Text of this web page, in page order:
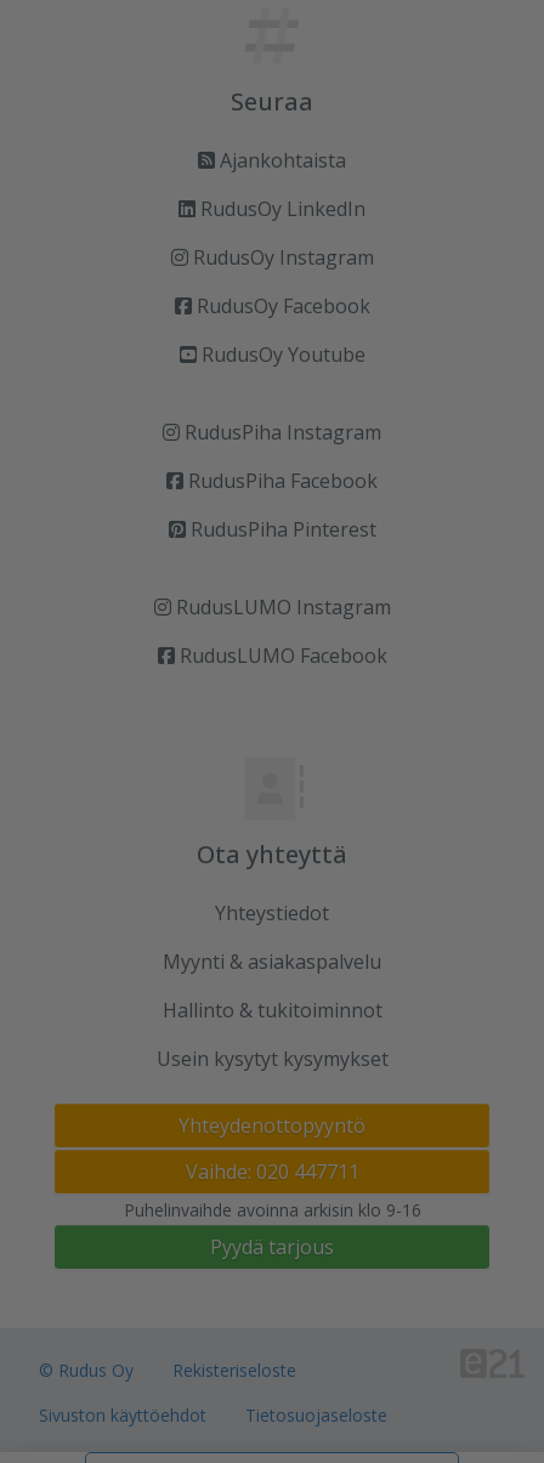
Seuraa
Ajankohtaista
RudusOy LinkedIn
RudusOy Instagram
RudusOy Facebook
RudusOy Youtube
RudusPiha Instagram
RudusPiha Facebook
RudusPiha Pinterest
RudusLUMO Instagram
RudusLUMO Facebook
Ota yhteyttä
Yhteystiedot
Myynti & asiakaspalvelu
Hallinto & tukitoiminnot
Usein kysytyt kysymykset
Yhteydenottopyyntö
Vaihde: 020 447711
Puhelinvaihde avoinna arkisin klo 9-16
Pyydä tarjous
© Rudus Oy
Rekisteriseloste
Sivuston käyttöehdot
Tietosuojaseloste